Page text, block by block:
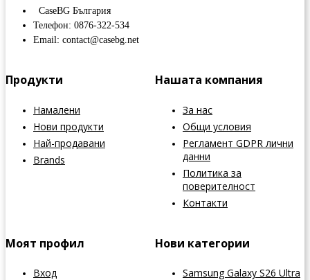
CaseBG България
Телефон: 0876-322-534
Email: contact@casebg.net
Продукти
Намалени
Нови продукти
Най-продавани
Brands
Нашата компания
За нас
Общи условия
Регламент GDPR лични
данни
Политика за
поверителност
Контакти
Моят профил
Вход
Нови категории
Samsung Galaxy S26 Ultra